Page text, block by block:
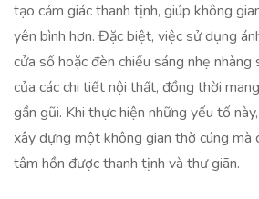
tạo cảm giác thanh tịnh, giúp không
yên bình hơn. Đặc biệt, việc sử dụng
cửa sổ hoặc đèn chiếu sáng nhẹ
của các chi tiết nội thất, đồng thời
gần gũi. Khi thực hiện những yếu tố
xây dựng một không gian thờ cúng mà
tâm hồn được thanh tịnh và thư giãn.